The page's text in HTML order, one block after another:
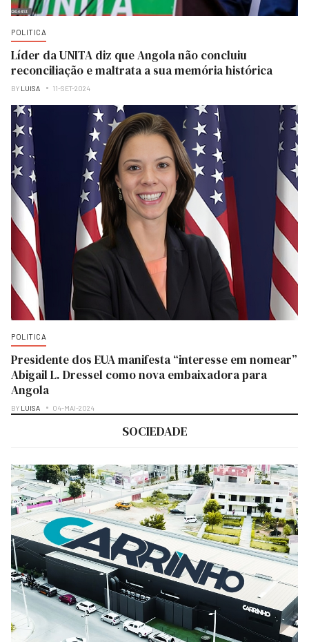
POLITICA
Líder da UNITA diz que Angola não concluiu
reconciliação e maltrata a sua memória histórica
BY LUISA 11-SET-2024
POLITICA
Presidente dos EUA manifesta “interesse em nomear”
Abigail L. Dressel como nova embaixadora para
Angola
BY LUISA 04-MAI-2024
SOCIEDADE